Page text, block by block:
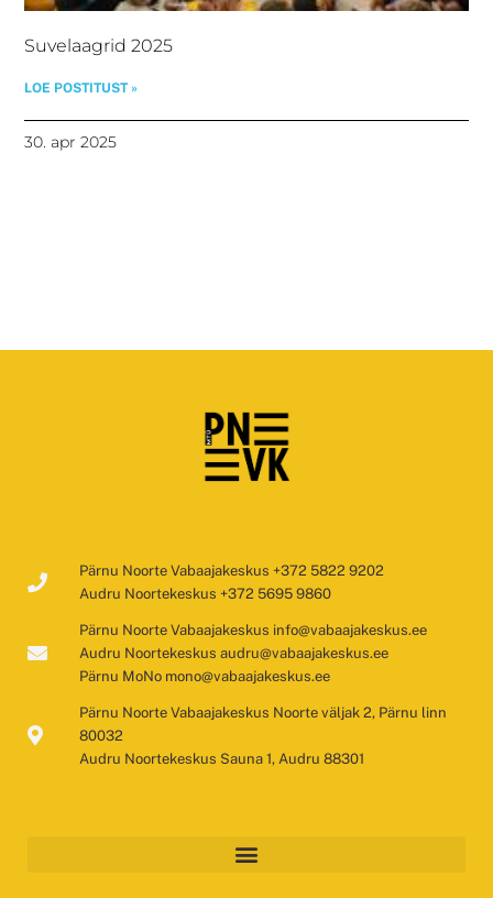
Suvelaagrid 2025
LOE POSTITUST »
30. apr 2025
Pärnu Noorte Vabaajakeskus +372 5822 9202
Audru Noortekeskus +372 5695 9860
Pärnu Noorte Vabaajakeskus info@vabaajakeskus.ee
Audru Noortekeskus audru@vabaajakeskus.ee
Pärnu MoNo mono@vabaajakeskus.ee
Pärnu Noorte Vabaajakeskus Noorte väljak 2, Pärnu linn
80032
Audru Noortekeskus Sauna 1, Audru 88301